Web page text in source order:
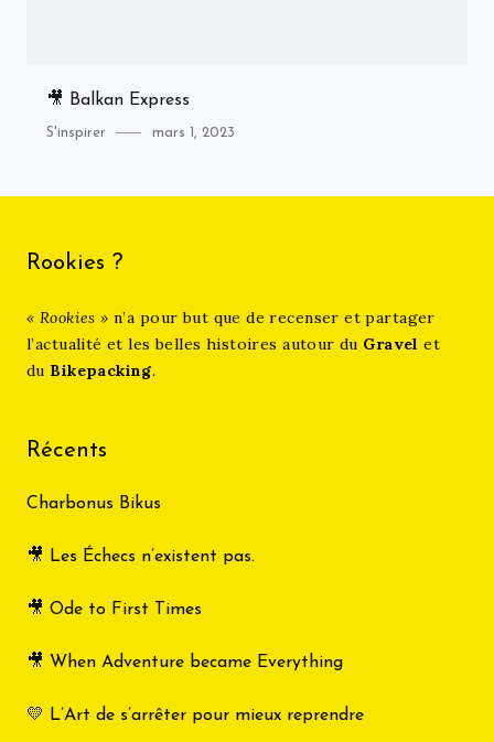
🎥 Balkan Express
Category
S'inspirer
Posted
mars 1, 2023
Rookies ?
« Rookies »n’a pour but que de recenser et partager
l’actualité et les belles histoires autour du Gravel et
du Bikepacking.
Récents
Charbonus Bikus
🎥 Les Échecs n’existent pas.
🎥 Ode to First Times
🎥 When Adventure became Everything
💛 L’Art de s’arrêter pour mieux reprendre